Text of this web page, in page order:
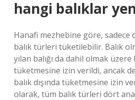
hangi balıklar
Hanafi mezhebine göre,
balık türleri tüketilebilir. Balık
yılan balığı da dahil olmak
tüketmesine izin verildi, ancak
balık dışında tüketmesine izin
olarak, tüm balık türleri dört